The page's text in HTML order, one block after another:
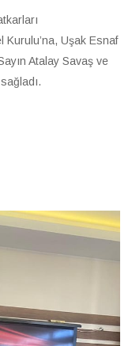
Uşak Esnaf
Atalay Savaş ve